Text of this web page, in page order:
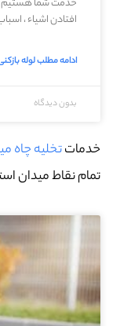
افتادن اشیاء ،
ادامه مطلب لوله
بدون دیدگاه
خدماتتخلیه چاه
تمام نقاط میدان